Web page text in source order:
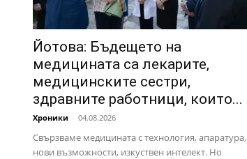
Йотова: Бъдещето на
медицината са лекарите,
медицинските сестри,
здравните работници, които...
Хроники - 04.08.2026
Свързваме медицината с технология, апаратура,
нови възможности, изкуствен интелект. Но